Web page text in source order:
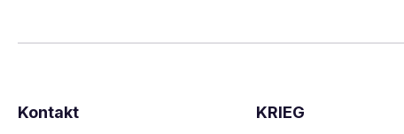
Kontakt KRIEG